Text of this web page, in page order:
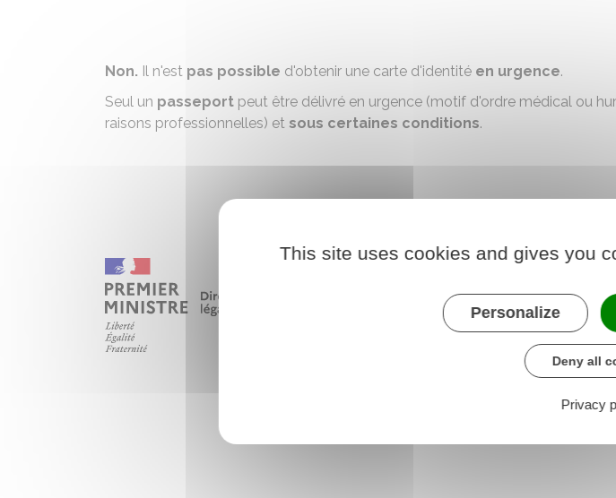
Non. Il n'est pas possible d'obtenir une carte d'identité en urgence.
Seul un passeport peut être délivré en urgence (motif d'ordre médical ou
raisons professionnelles) et sous certaines conditions.
This site uses cookies and gives you
Personalize
Deny all
Privacy